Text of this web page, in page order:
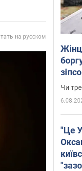
на русском
Чи
"Це